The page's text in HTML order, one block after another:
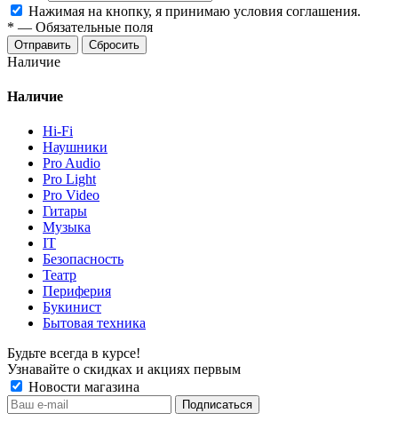
Нажимая на кнопку, я принимаю условия соглашения.
* — Обязательные поля
Отправить Сбросить
Наличие
Наличие
Hi-Fi
Наушники
Pro Audio
Pro Light
Pro Video
Гитары
Музыка
IT
Безопасность
Театр
Периферия
Букинист
Бытовая техника
Будьте всегда в курсе!
Узнавайте о скидках и акциях первым
Новости магазина